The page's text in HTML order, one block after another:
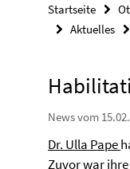
Startseite
Aktuelles
News vom
Dr. Ulla Pape
Zuvor war